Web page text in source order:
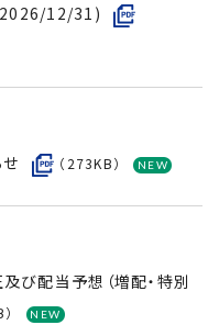
12/31)
（273KB）
び配当予想（増配・特別